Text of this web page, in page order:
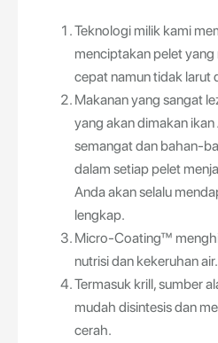
Teknologi milik kami
menciptakan pelet
cepat namun tidak larut
Makanan yang sangat
yang akan dimakan
semangat dan bahan-
dalam setiap pelet
Anda akan selalu
lengkap.
Micro-Coating™
nutrisi dan kekeruhan air.
Termasuk krill, sumber
mudah disintesis dan
cerah.